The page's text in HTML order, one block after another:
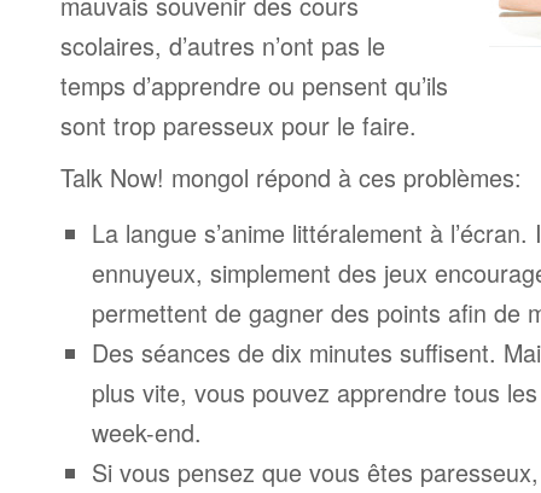
scolaires, d’autres n’ont pas le
temps d’apprendre ou pensent qu’ils
sont trop paresseux pour le faire.
Talk Now! mongol répond à ces problèmes:
La langue s’anime littéralement à l’écran.
ennuyeux, simplement des jeux
permettent de gagner des points afin de
Des séances de dix minutes suffisent.
plus vite, vous pouvez apprendre tous
week-end.
Si vous pensez que vous êtes